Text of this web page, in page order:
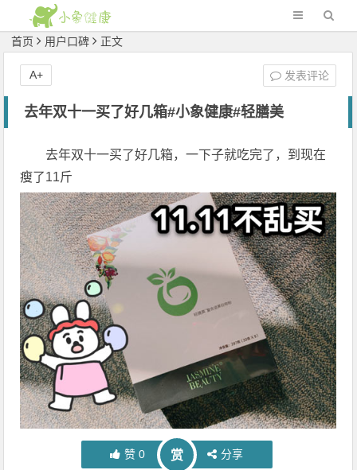
首页 用户口碑 正文
去年双十一买了好几箱#小象健康#轻膳美
去年双十一买了好几箱，一下子就吃完了，到现在
瘦了11斤
赞 0 赏 分享
发表评论
A+